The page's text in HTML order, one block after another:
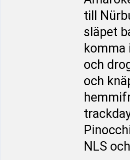
till
släpet
komma
och
och
NLS